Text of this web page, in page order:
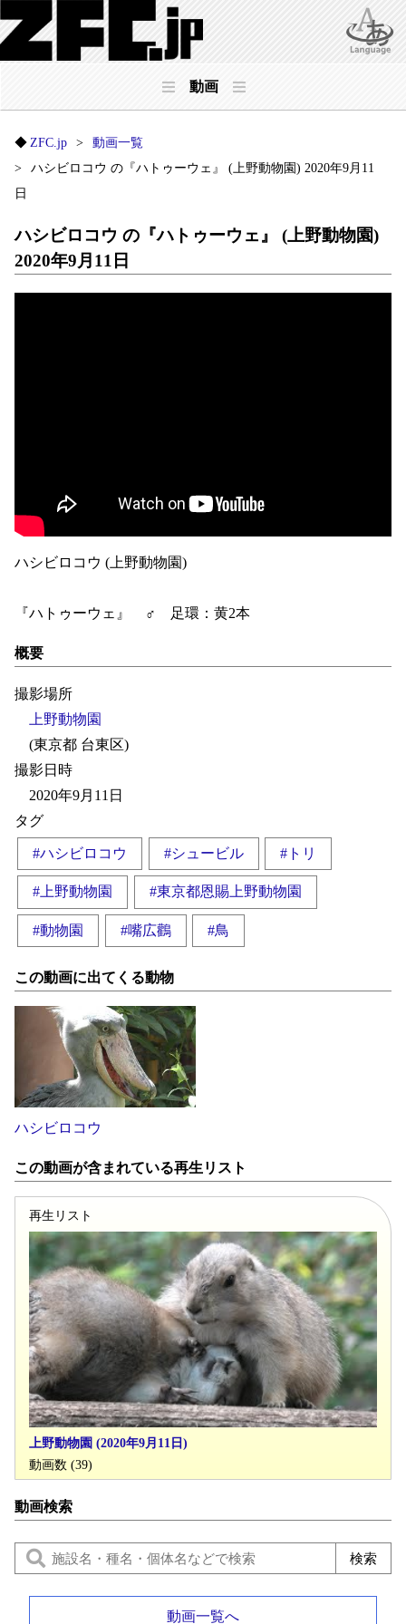
動画
ZFC.jp
動画一覧
ハシビロコウ の『ハトゥーウェ』 (上野動物園) 2020年9月11
日
ハシビロコウ の『ハトゥーウェ』 (上野動物園)
2020年9月11日
ハシビロコウ (上野動物園)
『ハトゥーウェ』 ♂ 足環：黄2本
概要
撮影場所
上野動物園
(東京都 台東区)
撮影日時
2020年9月11日
タグ
#ハシビロコウ #シュービル #トリ
#上野動物園 #東京都恩賜上野動物園
#動物園 #嘴広鸛 #鳥
この動画に出てくる動物
ハシビロコウ
この動画が含まれている再生リスト
再生リスト
上野動物園 (2020年9月11日)
動画数 (39)
動画検索
動画一覧へ